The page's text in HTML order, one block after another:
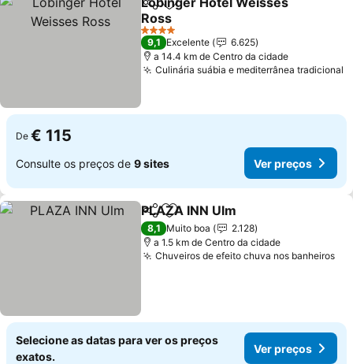
PartilharAdicionar aos favoritos
Ross
4 Estrelas
9,1 Excelente
6.625
a 14.4 km de Centro da cidade
Culinária suábia e mediterrânea tradicional
De € 115
Consulte os preços de 9 sites Ver preços
PartilharAdicionar aos favoritos
PLAZA INN Ulm
8,1 Muito boa
2.128
a 1.5 km de Centro da cidade
Chuveiros de efeito chuva nos banheiros
Selecione as datas para ver os preços
exatos.
Ver preços